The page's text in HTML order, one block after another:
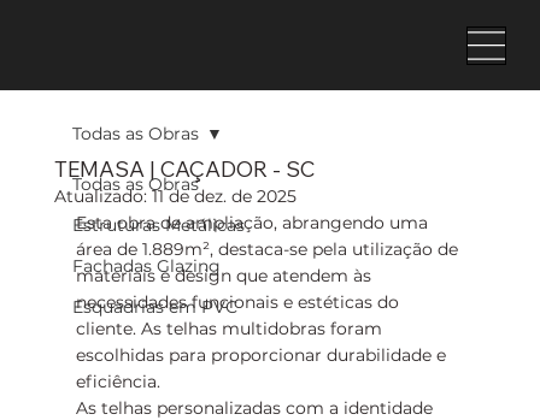
Todas as Obras
Estruturas Metálicas
Fachadas Glazing
Esquadrias em PVC
Todas as Obras
TEMASA | CAÇADOR - SC
Atualizado:11 de dez. de 2025
Esta obra de ampliação, abrangendo uma
área de 1.889m², destaca-se pela utilização de
materiais e design que atendem às
necessidades funcionais e estéticas do
cliente. As telhas multidobras foram
escolhidas para proporcionar durabilidade e
eficiência.
As telhas personalizadas com a identidade